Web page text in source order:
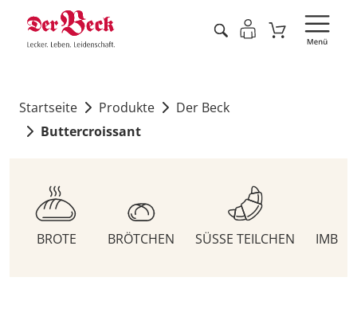
Startseite Produkte
Der Beck
Buttercroissant
BROTE BRÖTCHEN SÜSSE TEILCHEN